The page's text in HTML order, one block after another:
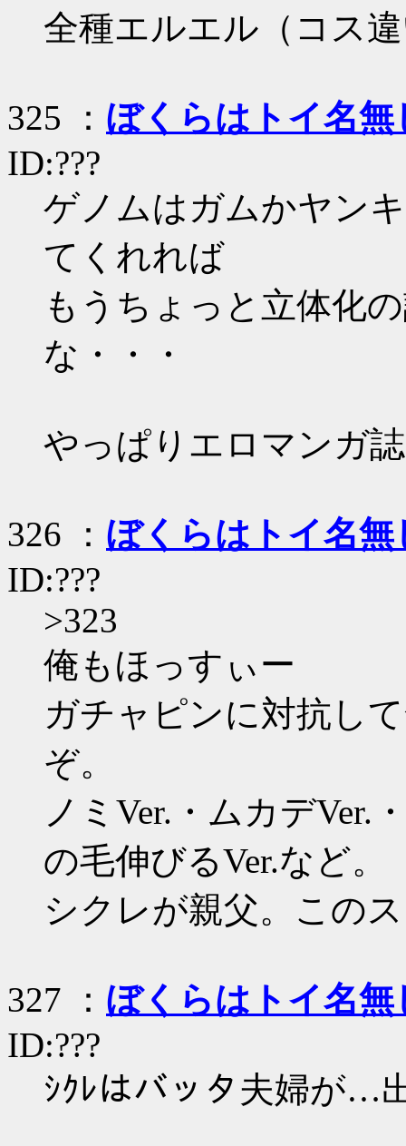
全種エルエル（コス
325 ： ぼくらはトイ名無
ID:???
ゲノムはガムかヤン
てくれれば
もうちょっと立体化
な・・・
やっぱりエロマンガ
326 ： ぼくらはトイ名無
ID:???
>323
俺もほっすぃー
ガチャピンに対抗し
ぞ。
ノミVer.・ムカデVer.
の毛伸びるVer.など。
シクレが親父。この
327 ： ぼくらはトイ名無
ID:???
ｼｸﾚはバッタ夫婦が…